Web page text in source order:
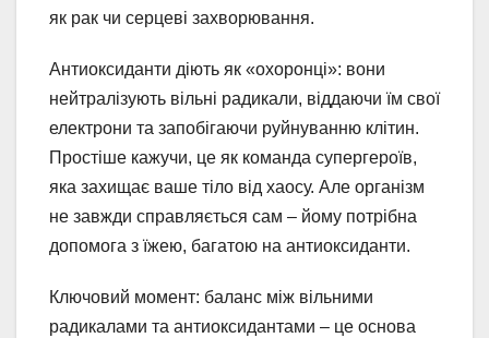
як рак чи серцеві захворювання.
Антиоксиданти діють як «охоронці»: вони
нейтралізують вільні радикали, віддаючи їм свої
електрони та запобігаючи руйнуванню клітин.
Простіше кажучи, це як команда супергероїв,
яка захищає ваше тіло від хаосу. Але організм
не завжди справляється сам – йому потрібна
допомога з їжею, багатою на антиоксиданти.
Ключовий момент: баланс між вільними
радикалами та антиоксидантами – це основа